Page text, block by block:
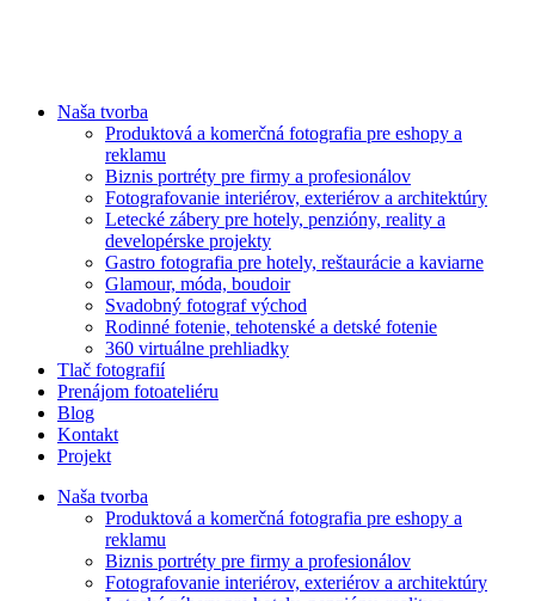
Naša tvorba
Produktová a komerčná fotografia pre eshopy a
reklamu
Biznis portréty pre firmy a profesionálov
Fotografovanie interiérov, exteriérov a architektúry
Letecké zábery pre hotely, penzióny, reality a
developérske projekty
Gastro fotografia pre hotely, reštaurácie a kaviarne
Glamour, móda, boudoir
Svadobný fotograf východ
Rodinné fotenie, tehotenské a detské fotenie
360 virtuálne prehliadky
Tlač fotografií
Prenájom fotoateliéru
Blog
Kontakt
Projekt
Naša tvorba
Produktová a komerčná fotografia pre eshopy a
reklamu
Biznis portréty pre firmy a profesionálov
Fotografovanie interiérov, exteriérov a architektúry